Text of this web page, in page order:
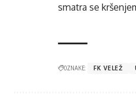
smatra se
OZNAKE: FK VELEŽ